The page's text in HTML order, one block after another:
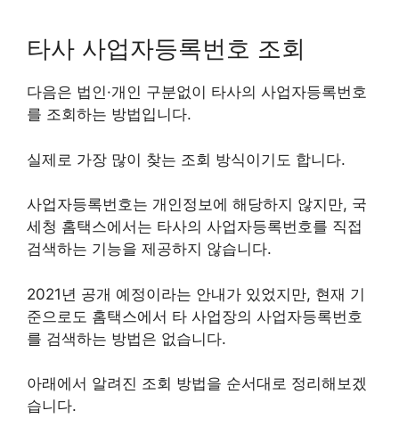
타사 사업자등록번호 조회
다음은 법인·개인 구분없이 타사의 사업자등록번호
를 조회하는 방법입니다.
실제로 가장 많이 찾는 조회 방식이기도 합니다.
사업자등록번호는 개인정보에 해당하지 않지만, 국
세청 홈택스에서는 타사의 사업자등록번호를 직접
검색하는 기능을 제공하지 않습니다.
2021년 공개 예정이라는 안내가 있었지만, 현재 기
준으로도 홈택스에서 타 사업장의 사업자등록번호
를 검색하는 방법은 없습니다.
아래에서 알려진 조회 방법을 순서대로 정리해보겠
습니다.